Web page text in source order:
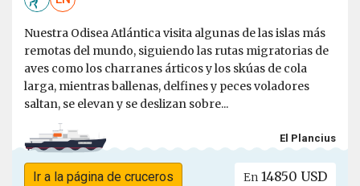
Nuestra Odisea Atlántica visita algunas de las islas más
remotas del mundo, siguiendo las rutas migratorias de
aves como los charranes árticos y los skúas de cola
larga, mientras ballenas, delfines y peces voladores
saltan, se elevan y se deslizan sobre...
El Plancius
Ir a la página de cruceros En 14850 USD